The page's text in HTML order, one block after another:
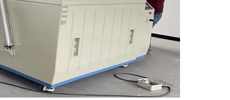
Gạc bóng ướt cho buồng độ ẩm nhiệt độ
Buồng thử nghiệm môi trường đa năng
Buồng kiểm tra độ ẩm môi trường
Buồng lạm dụng nhiệt